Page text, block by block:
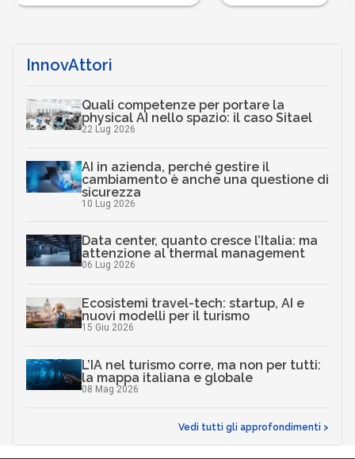
InnovAttori
Quali competenze per portare la
physical AI nello spazio: il caso Sitael
22 Lug 2026
AI in azienda, perché gestire il
cambiamento è anche una questione di
sicurezza
10 Lug 2026
Data center, quanto cresce l’Italia: ma
attenzione al thermal management
06 Lug 2026
Ecosistemi travel-tech: startup, AI e
nuovi modelli per il turismo
15 Giu 2026
L’IA nel turismo corre, ma non per tutti:
la mappa italiana e globale
08 Mag 2026
Vedi tutti gli approfondimenti >